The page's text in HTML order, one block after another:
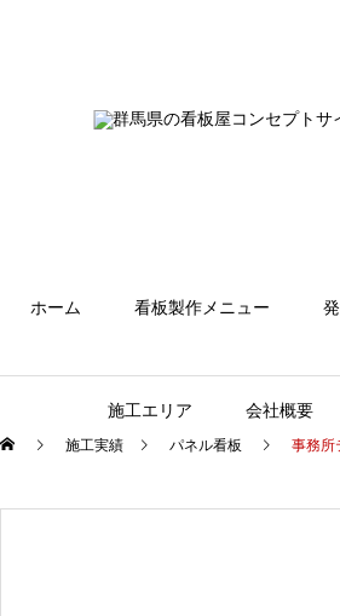
ホーム 看板製作メニュー
施工エリア 会社概要
施工実績 パネル看板 事務